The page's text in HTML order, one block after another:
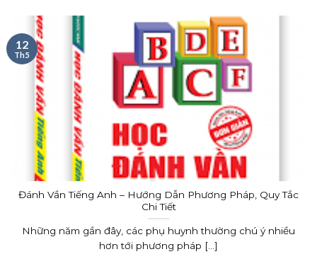
Đánh Vần Tiếng Anh – Hướng Dẫn Phương Pháp, Quy Tắc
Chi Tiết
Những năm gần đây, các phụ huynh thường chú ý nhiều
hơn tới phương pháp [...]
12
Th5